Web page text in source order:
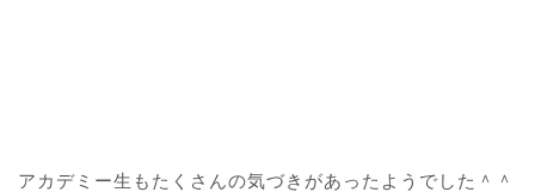
アカデミー生もたくさんの気づきがあったようでした＾＾